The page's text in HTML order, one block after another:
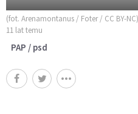
(fot. Arenamontanus / Foter / CC BY-NC)
11 lat temu
PAP / psd